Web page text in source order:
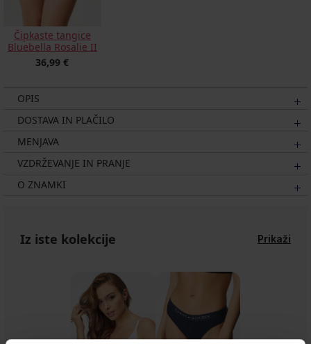
Čipkaste tangice
Bluebella Rosalie II
36,99 €
OPIS
DOSTAVA IN PLAČILO
MENJAVA
VZDRŽEVANJE IN PRANJE
O ZNAMKI
Iz iste kolekcije Prikaži